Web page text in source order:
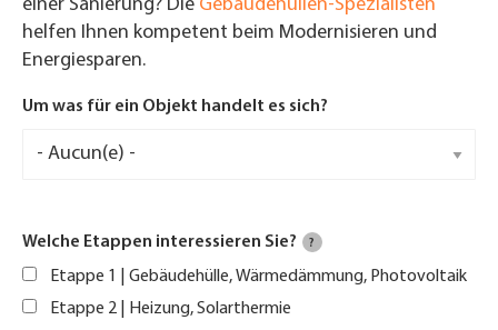
einer Sanierung? Die Gebäudehüllen-Spezialisten
helfen Ihnen kompetent beim Modernisieren und
Energiesparen.
Um was für ein Objekt handelt es sich?
Welche Etappen interessieren Sie? ?
Etappe 1 | Gebäudehülle, Wärmedämmung, Photovoltaik
Etappe 2 | Heizung, Solarthermie